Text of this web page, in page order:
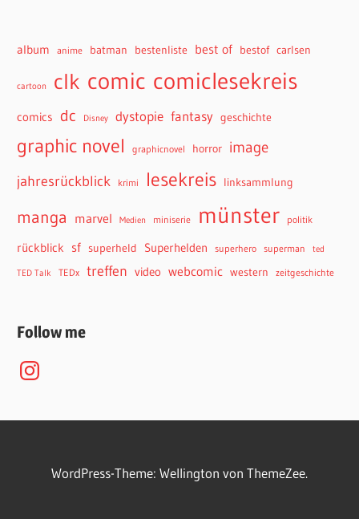
album anime batman bestenliste best of bestof carlsen
cartoon clk comic comiclesekreis
comics dc Disney dystopie fantasy geschichte
graphic novel graphicnovel horror image
jahresrückblick krimi lesekreis linksammlung
manga marvel Medien miniserie münster politik
rückblick sf superheld Superhelden superhero superman ted
TED Talk TEDx treffen video webcomic western zeitgeschichte
Follow me
Instagram
WordPress-Theme: Wellington von ThemeZee.